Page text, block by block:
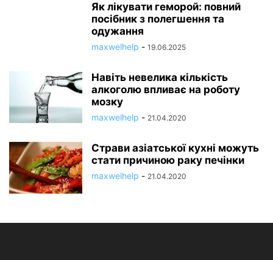
Як лікувати геморой: повний
посібник з полегшення та
одужання
maxwelhelp - 19.06.2025
Навіть невелика кількість
алкоголю впливає на роботу
мозку
maxwelhelp - 21.04.2020
Страви азіатської кухні можуть
стати причиною раку печінки
maxwelhelp - 21.04.2020